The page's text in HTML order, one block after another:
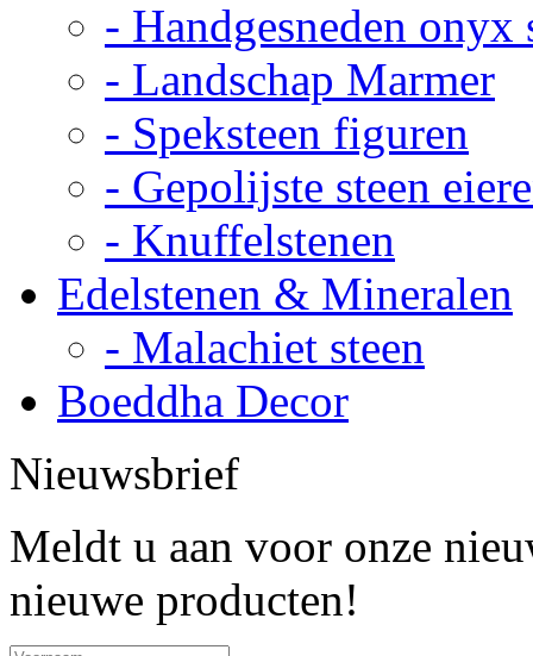
- Handgesneden onyx
- Landschap Marmer
- Speksteen figuren
- Gepolijste steen
- Knuffelstenen
Edelstenen & Mineralen
- Malachiet steen
Boeddha Decor
Nieuwsbrief
Meldt u aan voor onze
nieuwe producten!